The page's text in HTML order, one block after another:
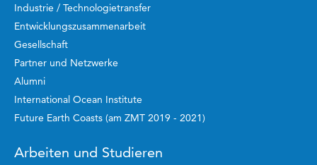
Industrie / Technologietransfer
Entwicklungszusammenarbeit
Gesellschaft
Partner und Netzwerke
Alumni
International Ocean Institute
Future Earth Coasts (am ZMT 2019 - 2021)
Arbeiten und Studieren